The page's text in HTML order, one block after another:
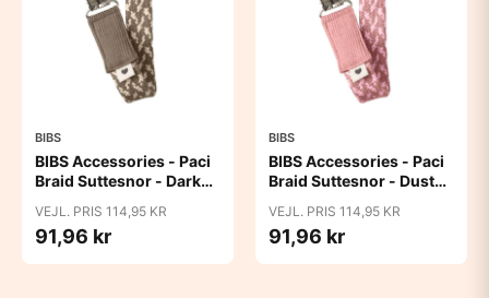
BIBS
BIBS Accessories - Paci
Braid Suttesnor - Dark
VEJL. PRIS 114,95 KR
91,96 kr
BIBS
BIBS Accessories - Paci
Braid Suttesnor - Dusty
VEJL. PRIS 114,95 KR
91,96 kr